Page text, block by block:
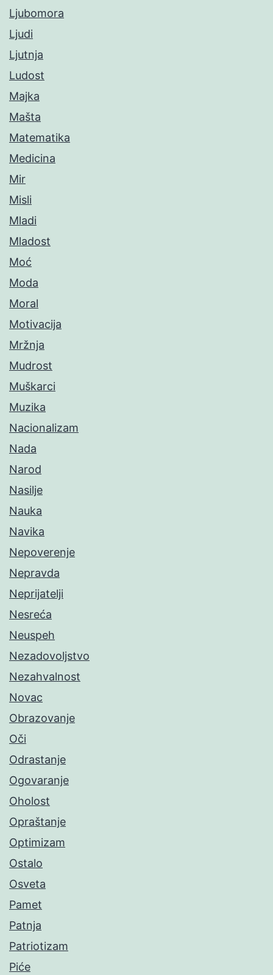
Ljubomora
Ljudi
Ljutnja
Ludost
Majka
Mašta
Matematika
Medicina
Mir
Misli
Mladi
Mladost
Moć
Moda
Moral
Motivacija
Mržnja
Mudrost
Muškarci
Muzika
Nacionalizam
Nada
Narod
Nasilje
Nauka
Navika
Nepoverenje
Nepravda
Neprijatelji
Nesreća
Neuspeh
Nezadovoljstvo
Nezahvalnost
Novac
Obrazovanje
Oči
Odrastanje
Ogovaranje
Oholost
Opraštanje
Optimizam
Ostalo
Osveta
Pamet
Patnja
Patriotizam
Piće